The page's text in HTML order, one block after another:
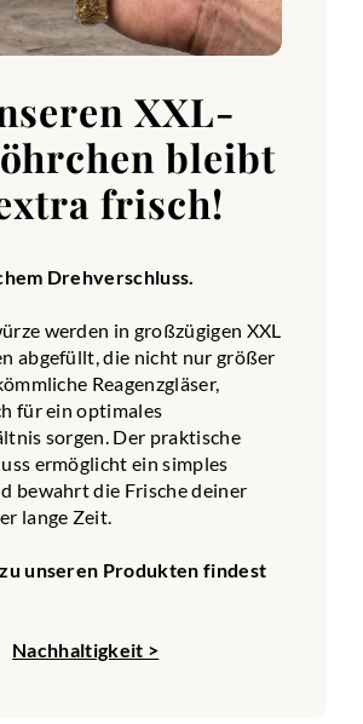
XXL-
bleibt
frisch!
Drehverschluss.
werden in großzügigen XXL
abgefüllt, die nicht nur größer
Reagenzgläser,
für ein optimales
sorgen. Der praktische
ermöglicht ein simples
bewahrt die Frische deiner
lange Zeit.
unseren Produkten findest
Nachhaltigkeit >